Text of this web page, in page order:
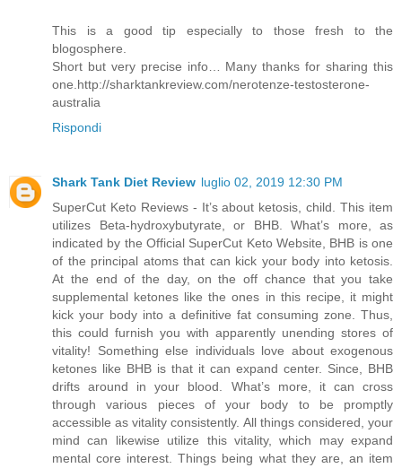
This is a good tip especially to those fresh to the
blogosphere.
Short but very precise info… Many thanks for sharing this
one.http://sharktankreview.com/nerotenze-testosterone-
australia
Rispondi
Shark Tank Diet Review luglio 02, 2019 12:30 PM
SuperCut Keto Reviews - It’s about ketosis, child. This item
utilizes Beta-hydroxybutyrate, or BHB. What’s more, as
indicated by the Official SuperCut Keto Website, BHB is one
of the principal atoms that can kick your body into ketosis.
At the end of the day, on the off chance that you take
supplemental ketones like the ones in this recipe, it might
kick your body into a definitive fat consuming zone. Thus,
this could furnish you with apparently unending stores of
vitality! Something else individuals love about exogenous
ketones like BHB is that it can expand center. Since, BHB
drifts around in your blood. What’s more, it can cross
through various pieces of your body to be promptly
accessible as vitality consistently. All things considered, your
mind can likewise utilize this vitality, which may expand
mental core interest. Things being what they are, an item